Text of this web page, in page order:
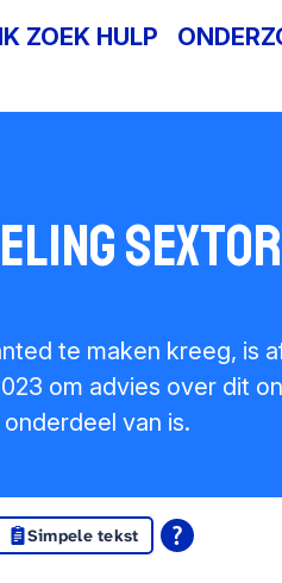
IK ZOEK HULP
te maken kreeg, is
om advies over dit
van is.
Simpele tekst